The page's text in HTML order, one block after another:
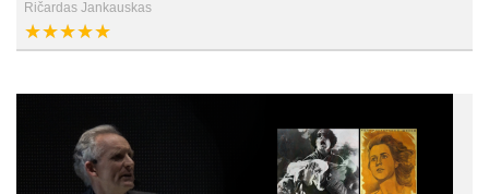
Ričardas Jankauskas